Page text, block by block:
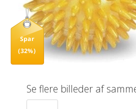
Spar
(32%)
Se flere billeder af